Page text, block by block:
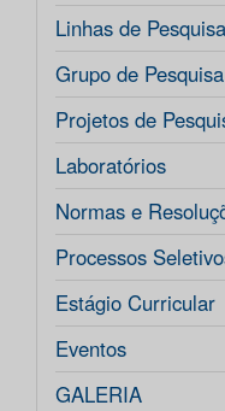
Linhas de Pesquisa
Grupo de Pesquisa
Projetos de
Laboratórios
Normas e
Processos
Estágio Curricular
Eventos
GALERIA